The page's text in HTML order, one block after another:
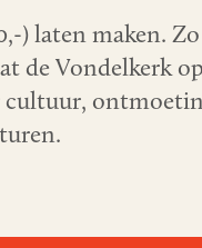
) laten maken.
de Vondelkerk
cultuur,